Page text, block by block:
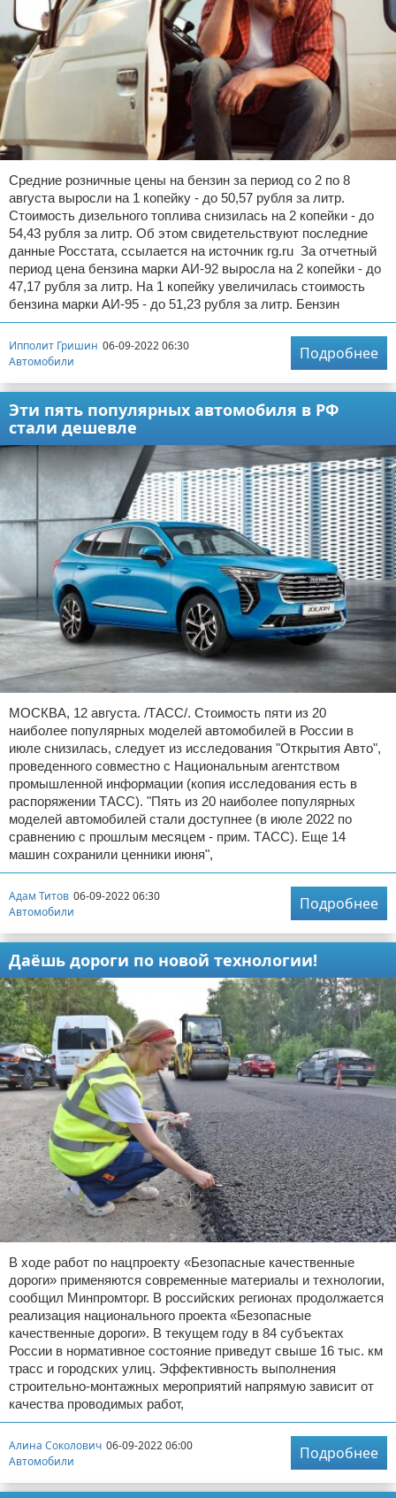
Средние розничные цены на бензин за период со 2 по 8
августа выросли на 1 копейку - до 50,57 рубля за литр.
Стоимость дизельного топлива снизилась на 2 копейки - до
54,43 рубля за литр. Об этом свидетельствуют последние
данные Росстата, ссылается на источник rg.ru За отчетный
период цена бензина марки АИ-92 выросла на 2 копейки - до
47,17 рубля за литр. На 1 копейку увеличилась стоимость
бензина марки АИ-95 - до 51,23 рубля за литр. Бензин
Ипполит Гришин 06-09-2022 06:30
Автомобили
Подробнее
Эти пять популярных автомобиля в РФ
стали дешевле
МОСКВА, 12 августа. /ТАСС/. Стоимость пяти из 20
наиболее популярных моделей автомобилей в России в
июле снизилась, следует из исследования "Открытия Авто",
проведенного совместно с Национальным агентством
промышленной информации (копия исследования есть в
распоряжении ТАСС). "Пять из 20 наиболее популярных
моделей автомобилей стали доступнее (в июле 2022 по
сравнению с прошлым месяцем - прим. ТАСС). Еще 14
машин сохранили ценники июня",
Адам Титов 06-09-2022 06:30
Автомобили
Подробнее
Даёшь дороги по новой технологии!
В ходе работ по нацпроекту «Безопасные качественные
дороги» применяются современные материалы и технологии,
сообщил Минпромторг. В российских регионах продолжается
реализация национального проекта «Безопасные
качественные дороги». В текущем году в 84 субъектах
России в нормативное состояние приведут свыше 16 тыс. км
трасс и городских улиц. Эффективность выполнения
строительно-монтажных мероприятий напрямую зависит от
качества проводимых работ,
Алина Соколович 06-09-2022 06:00
Автомобили
Подробнее